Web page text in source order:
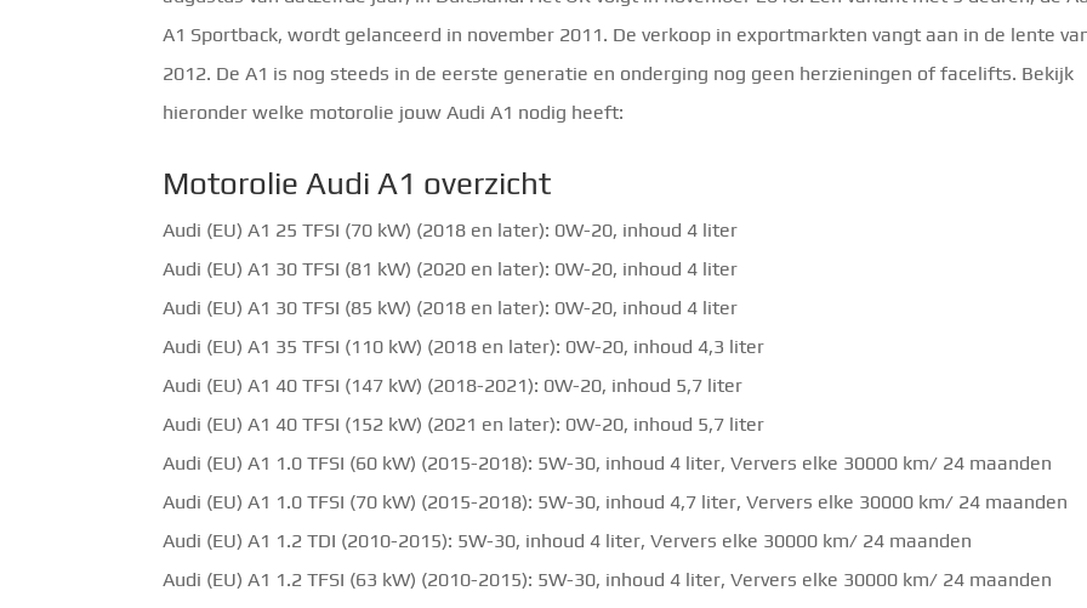
A1 Sportback, wordt gelanceerd in november 2011. De verkoop in exportmarkten vangt aan in de lente
2012. De A1 is nog steeds in de eerste generatie en onderging nog geen herzieningen of facelifts. Bekijk
hieronder welke motorolie jouw Audi A1 nodig heeft:
Motorolie Audi A1 overzicht
Audi (EU) A1 25 TFSI (70 kW) (2018 en later): 0W-20, inhoud 4 liter
Audi (EU) A1 30 TFSI (81 kW) (2020 en later): 0W-20, inhoud 4 liter
Audi (EU) A1 30 TFSI (85 kW) (2018 en later): 0W-20, inhoud 4 liter
Audi (EU) A1 35 TFSI (110 kW) (2018 en later): 0W-20, inhoud 4,3 liter
Audi (EU) A1 40 TFSI (147 kW) (2018-2021): 0W-20, inhoud 5,7 liter
Audi (EU) A1 40 TFSI (152 kW) (2021 en later): 0W-20, inhoud 5,7 liter
Audi (EU) A1 1.0 TFSI (60 kW) (2015-2018): 5W-30, inhoud 4 liter, Ververs elke 30000 km/ 24 maanden
Audi (EU) A1 1.0 TFSI (70 kW) (2015-2018): 5W-30, inhoud 4,7 liter, Ververs elke 30000 km/ 24 maanden
Audi (EU) A1 1.2 TDI (2010-2015): 5W-30, inhoud 4 liter, Ververs elke 30000 km/ 24 maanden
Audi (EU) A1 1.2 TFSI (63 kW) (2010-2015): 5W-30, inhoud 4 liter, Ververs elke 30000 km/ 24 maanden